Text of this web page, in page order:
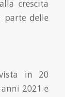
crescita
parte delle
in 20
2021 e